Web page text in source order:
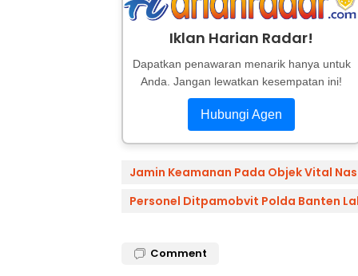
Iklan Harian Radar!
Dapatkan penawaran menarik hanya untuk
Anda. Jangan lewatkan kesempatan ini!
Hubungi Agen
Jamin Keamanan Pada Objek Vital
Personel Ditpamobvit Polda Banten
Comment